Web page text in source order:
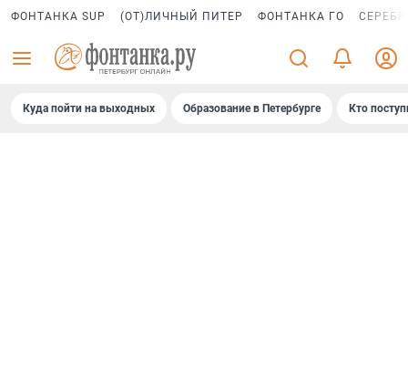
ФОНТАНКА SUP (ОТ)ЛИЧНЫЙ ПИТЕР ФОНТАНКА ГО
Куда пойти на выходных Образование в Петербурге Кто